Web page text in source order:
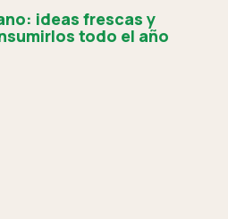
ideas frescas y
todo el año